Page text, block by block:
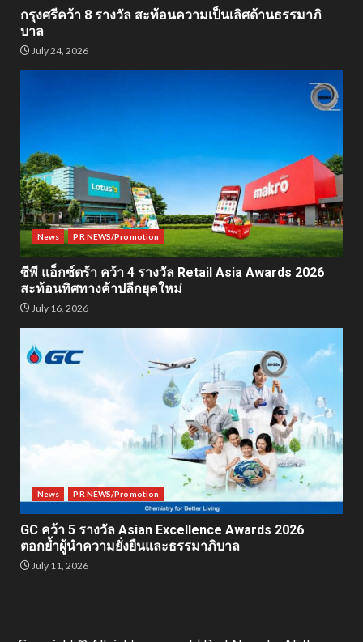
กรุงศรีคว้า 8 รางวัล สะท้อนความเป็นเลิศด้านธรรมาภิ
บาล
July 24, 2026
News PR NEWS/Promotion
ซีพี แอ็กซ์ตร้า คว้า 4 รางวัล Retail Asia Awards 2026
สะท้อนทิศทางค้าปลีกยุคใหม่
July 16, 2026
News PR NEWS/Promotion
GC คว้า 5 รางวัล Asian Excellence Awards 2026
ตอกย้ำผู้นำความยั่งยืนและธรรมาภิบาล
July 11, 2026